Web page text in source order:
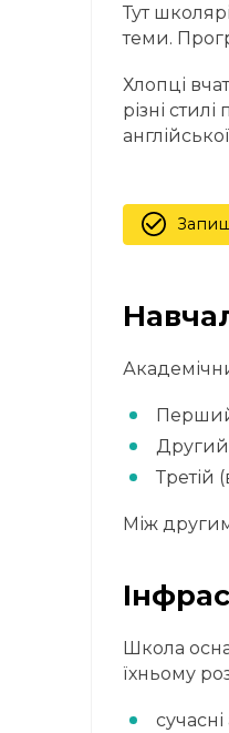
Тут
теми.
Хлопці
різні
Другий
Третій
Між
Школа
їхньому
сучасні